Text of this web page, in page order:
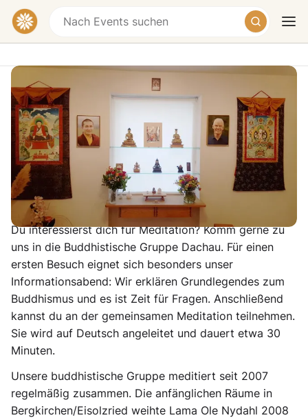
Heute MorgenWochenende
Meditation auf den 16. Karmapa
Burgfriedenstraße 27, Dachau, Germany
Der Diamantweg-Buddhismus bietet einen
authentischen und lebensnahen Zugang zu der Lehre
Buddhas.
Du interessierst dich für Meditation? Komm gerne zu
uns in die Buddhistische Gruppe Dachau. Für einen
ersten Besuch eignet sich besonders unser
Informationsabend: Wir erklären Grundlegendes zum
Buddhismus und es ist Zeit für Fragen. Anschließend
kannst du an der gemeinsamen Meditation teilnehmen.
Sie wird auf Deutsch angeleitet und dauert etwa 30
Minuten.
Unsere buddhistische Gruppe meditiert seit 2007
regelmäßig zusammen. Die anfänglichen Räume in
Bergkirchen/Eisolzried weihte Lama Ole Nydahl 2008